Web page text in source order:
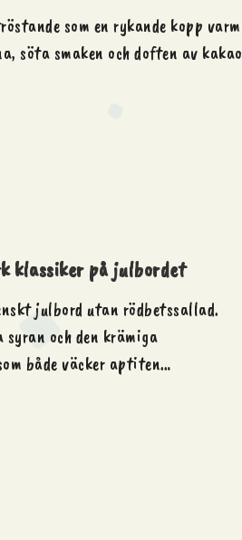
som en rykande kopp varm
söta smaken och doften av kakao
klassiker på julbordet
julbord utan rödbetssallad.
syran och den krämiga
både väcker aptiten…